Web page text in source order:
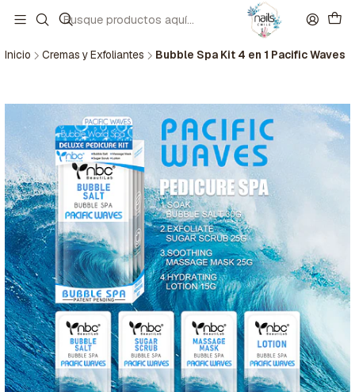
Inicio Cremas y Exfoliantes Bubble Spa Kit 4 en 1 Pacific Waves